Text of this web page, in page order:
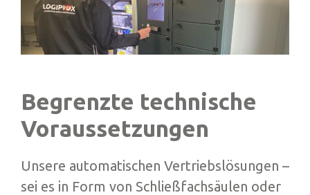
Begrenzte technische
Voraussetzungen
Unsere automatischen Vertriebslösungen –
sei es in Form von Schließfachsäulen oder